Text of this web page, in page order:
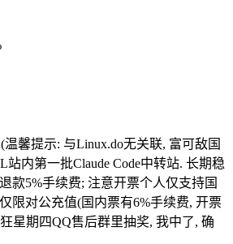
馨提示: 与Linux.do无关联, 富可敌国
内第一批Claude Code中转站. 长期稳
款5%手续费; 注意开票个人仅支持国
限对公充值(国内票有6%手续费, 开票
星期四QQ售后群里抽奖, 我中了, 确